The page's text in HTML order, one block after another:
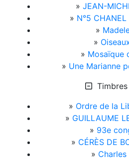
» JEAN-
» N°5 CHANEL
»
»
» Mosaïque
» Une Marianne
» Ordre de la
» GUILLAUME
» 93e
» CÉRÈS DE
»